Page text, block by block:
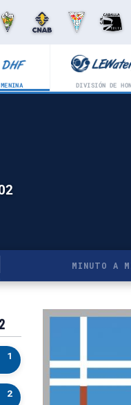
DIVISIÓN DE
MINUTO A
1
2